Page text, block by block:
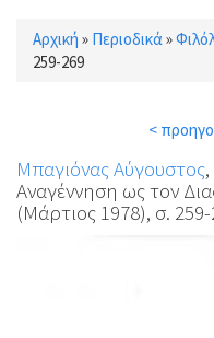
Είστε εδώ
Αρχική » Περιοδικά»
259-269
<
Μπαγιόνας Αύγουστος
Αναγέννηση ως τον
(Μάρτιος 1978), σ.